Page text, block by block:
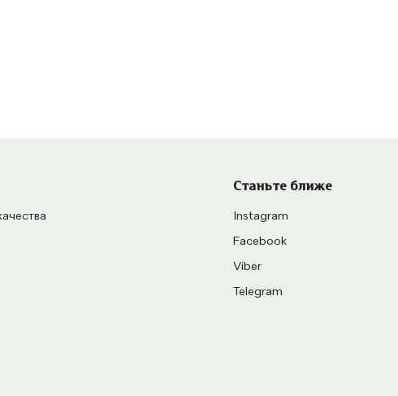
Станьте ближе
Instagram
Facebook
Viber
Telegram